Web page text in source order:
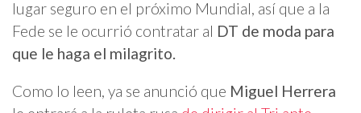
lugar seguro en el próximo Mundial, así que a la
Fede se le ocurrió contratar al DT de moda para
que le haga el milagrito.
Como lo leen, ya se anunció que Miguel Herrera